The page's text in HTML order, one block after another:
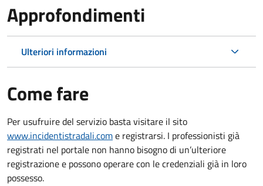
Approfondimenti
Ulteriori informazioni
Come fare
Per usufruire del servizio basta visitare il sito
www.incidentistradali.come registrarsi. I professionisti già
registrati nel portale non hanno bisogno di un’ulteriore
registrazione e possono operare con le credenziali già in loro
possesso.